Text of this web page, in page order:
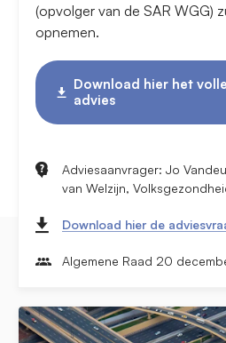
(opvolger van de SAR WGG)
opnemen.
Download hier het
advies
Adviesaanvrager: Jo
van Welzijn,
Download hier de
Algemene Raad 20